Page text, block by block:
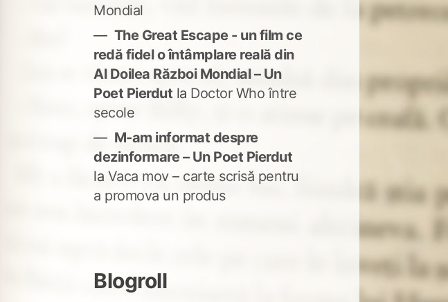
Mondial
The Great Escape - un film ce
redă fidel o întâmplare reală din
Al Doilea Război Mondial – Un
Poet Pierdut la Doctor Who între
secole
M-am informat despre
dezinformare – Un Poet Pierdut
la Vaca mov – carte scrisă pentru
a promova un produs
Blogroll